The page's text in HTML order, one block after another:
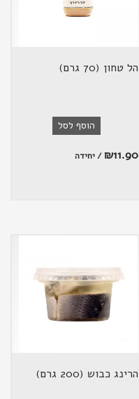
הל טחון (70 גרם)
הוסף לסל
₪11.90 / יחידה
הרינג כבוש (200 גרם)